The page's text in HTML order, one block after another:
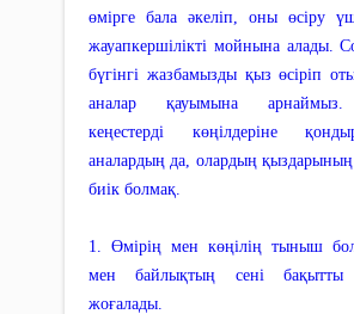
өмірге бала әкеліп, оны өсіру
жауапкершілікті мойнына алады.
бүгінгі жазбамызды қыз өсіріп
аналар қауымына арнаймыз.
кеңестерді көңілдеріне
аналардың да, олардың қыздарының
биік болмақ.
1. Өмірің мен көңілің тыныш
мен байлықтың сені
жоғалады.